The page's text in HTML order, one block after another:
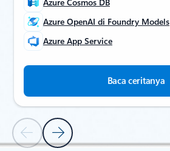
Slide Sebelumnya
Slide Berikutnya
Azure OpenAI di Foundry Models
Azure App Service
Baca ceritanya